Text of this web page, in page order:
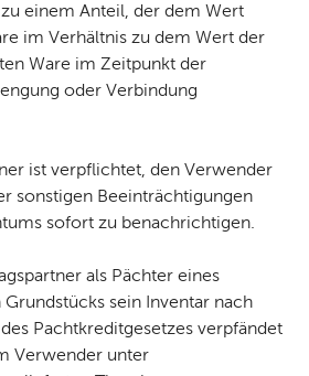
einem Anteil, der dem Wert
im Verhältnis zu dem Wert der
Ware im Zeitpunkt der
oder Verbindung
ist verpflichtet, den Verwender
sonstigen Beeinträchtigungen
sofort zu benachrichtigen.
als Pächter eines
sein Inventar nach
Pachtkreditgesetzes verpfändet
Verwender unter